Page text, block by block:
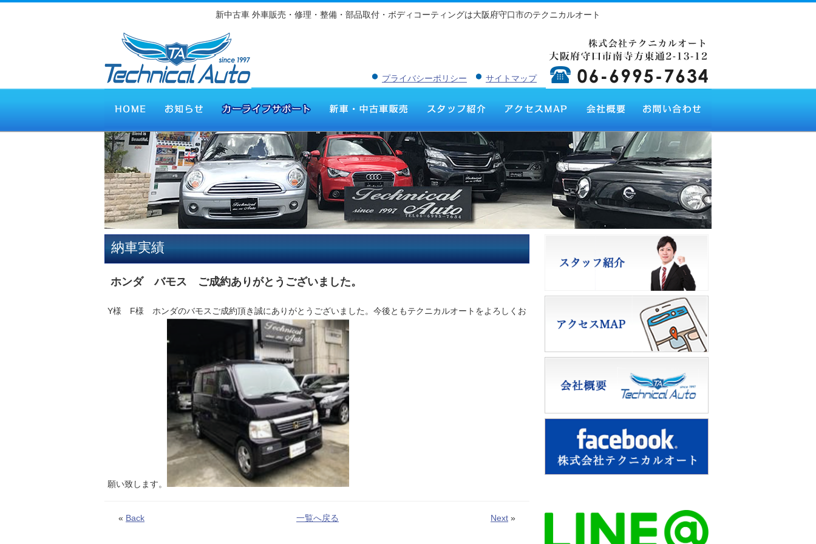
新中古車 外車販売・修理・整備・部品取付・ボディコーティングは大阪府守口市のテクニカルオート
プライバシーポリシー サイトマップ
納車実績
ホンダ バモス ご成約ありがとうございました。
Y様 F様 ホンダのバモスご成約頂き誠にありがとうございました。今後ともテクニカルオートをよろしくお
願い致します。
« Back 一覧へ戻る Next »